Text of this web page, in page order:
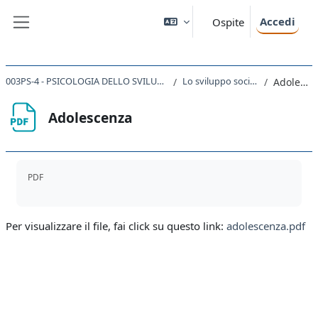
Ospite Accedi
003PS-4 - PSICOLOGIA DELLO SVILUPPO - MOD. B 2022 Lo sviluppo socio emotivo Adolescenza
Adolescenza
PDF
Per visualizzare il file, fai click su questo link: adolescenza.pdf